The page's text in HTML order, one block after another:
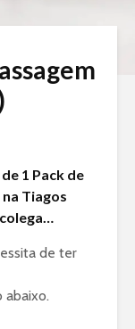
1 Pack de
Tiagos
de ter
abaixo.